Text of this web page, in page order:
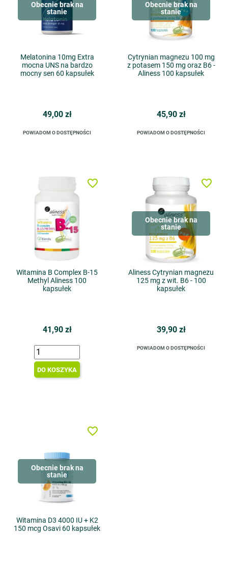
Obecnie brak na
stanie
Melatonina 10mg Extra
mocna UNS na bardzo
mocny sen 60 kapsułek
49,00 zł
POWIADOM O DOSTĘPNOŚCI
Obecnie brak na
stanie
Cytrynian magnezu 100 mg
z potasem 150 mg oraz B6 -
Aliness 100 kapsułek
45,90 zł
POWIADOM O DOSTĘPNOŚCI
Witamina B Complex B-15
Methyl Aliness 100
kapsułek
41,90 zł
DO KOSZYKA
favorite_border
Obecnie brak na
stanie
Aliness Cytrynian magnezu
125 mg z wit. B6 - 100
kapsułek
39,90 zł
POWIADOM O DOSTĘPNOŚCI
favorite_border
Obecnie brak na
stanie
Witamina D3 4000 IU + K2
150 mcg Osavi 60 kapsułek
favorite_border